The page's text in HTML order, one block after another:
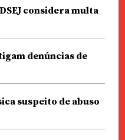
considera multa
denúncias de
suspeito de abuso